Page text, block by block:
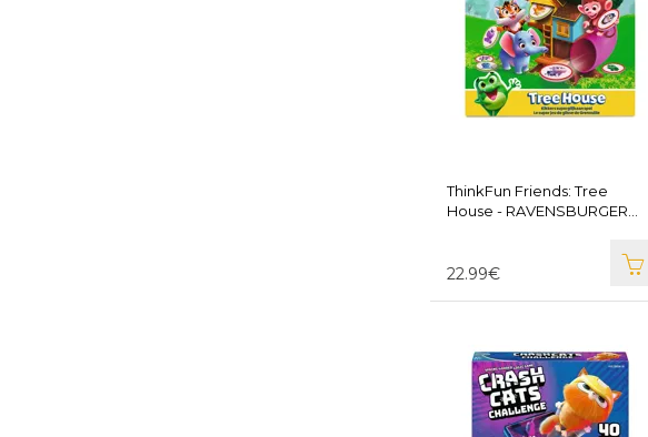
ThinkFun Friends: Tree
House - RAVENSBURGER
22.99€